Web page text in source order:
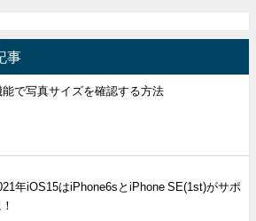
事
能で写真サイズを確認する方法
年iOS15はiPhone6sとiPhone SE(1st)がサポ